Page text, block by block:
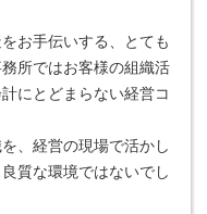
お手伝いする、とても
所ではお客様の組織活
にとどまらない経営コ
、経営の現場で活かし
質な環境ではないでし